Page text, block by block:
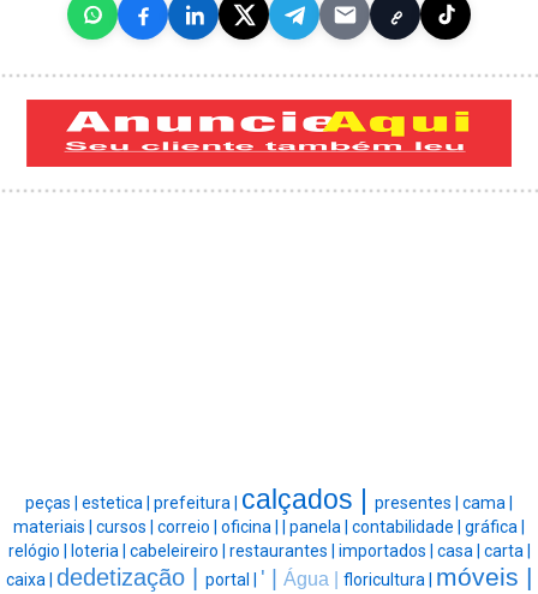
peças | estetica | prefeitura | calçados | presentes | cama |
materiais | cursos | correio | oficina | panela | contabilidade | gráfica |
relógio |
loteria | cabeleireiro | restaurantes | importados | casa | carta |
caixa | dedetização | portal | ' | Água | floricultura | móveis |